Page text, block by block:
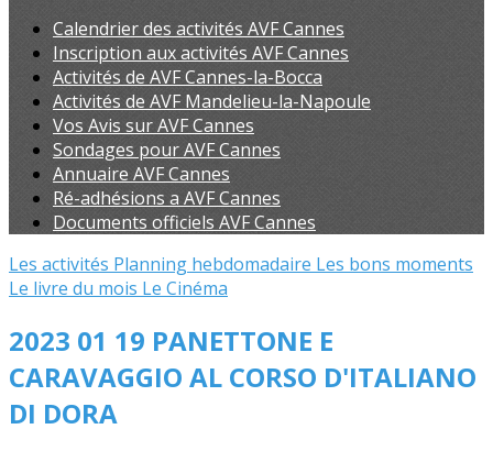
Calendrier des activités AVF Cannes
Inscription aux activités AVF Cannes
Activités de AVF Cannes-la-Bocca
Activités de AVF Mandelieu-la-Napoule
Vos Avis sur AVF Cannes
Sondages pour AVF Cannes
Annuaire AVF Cannes
Ré-adhésions a AVF Cannes
Documents officiels AVF Cannes
Les activités Planning hebdomadaire Les bons moments
Le livre du mois Le Cinéma
2023 01 19 PANETTONE E
CARAVAGGIO AL CORSO D'ITALIANO
DI DORA